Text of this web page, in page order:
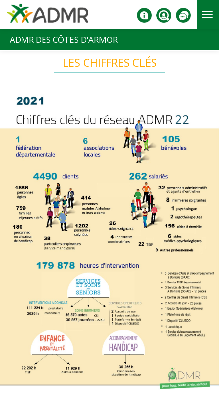
Aller au contenu principal
ADMR DES CÔTES D'ARMOR
LES CHIFFRES CLÉS